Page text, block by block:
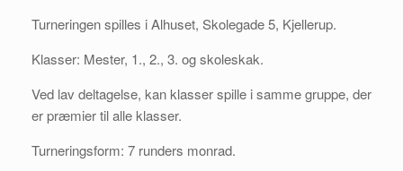
Turneringen spilles i Alhuset, Skolegade 5, Kjellerup.
Klasser: Mester, 1., 2., 3. og skoleskak.
Ved lav deltagelse, kan klasser spille i samme gruppe, der
er præmier til alle klasser.
Turneringsform: 7 runders monrad.